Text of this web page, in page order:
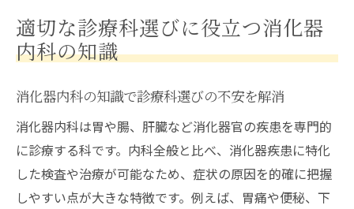
適切な診療科選びに役立つ消化器
内科の知識
消化器内科の知識で診療科選びの不安を解消
消化器内科は胃や腸、肝臓など消化器官の疾患を専門的
に診療する科です。内科全般と比べ、消化器疾患に特化
した検査や治療が可能なため、症状の原因を的確に把握
しやすい点が大きな特徴です。例えば、胃痛や便秘、下